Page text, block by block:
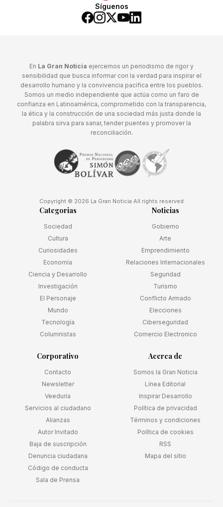
Síguenos
En La Gran Noticia ejercemos un periodismo de rigor y
sensibilidad que busca informar con la verdad para inspirar el
desarrollo humano y la convivencia pacífica entre los pueblos.
Somos un medio independiente que actúa como un faro de
confianza en Latinoamérica, comprometido con la transparencia,
la ética y la construcción de una sociedad más justa donde la
palabra sirva para sanar, tender puentes y promover la
reconciliación.
Copyright © 2026 La Gran Noticia All rights reserved
Categorias
Sociedad
Cultura
Curiosidades
Economía
Ciencia y Desarrollo
Investigación
El Personaje
Mundo
Tecnología
Columnistas
Noticias
Gobierno
Arte
Emprendimiento
Relaciones Internacionales
Seguridad
Turismo
Conflicto Armado
Elecciones
Ciberseguridad
Comercio Electronico
Corporativo
Contacto
Newsletter
Veeduría
Servicios al ciudadano
Alianzas
Autor Invitado
Baja de suscripción
Denuncia ciudadana
Código de conducta
Sala de Prensa
Acerca de
Somos la Gran Noticia
Línea Editorial
Inspirar Desarrollo
Política de privacidad
Términos y condiciones
Política de cookies
RSS
Mapa del sitio